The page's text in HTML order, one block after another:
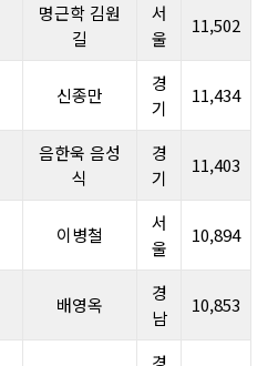
명근학 김원
길
서
울
11,502
신종만
경
기
11,434
음한욱 음성
식
경
기
11,403
이병철
서
울
10,894
배영옥
경
남
10,853